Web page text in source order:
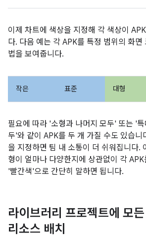
이제 차트에 색상을 지정해 각 색상이
다. 다음 예는 각 APK를 특정 범위의 화면
법을 보여줍니다.
작은 표준 대형
필요에 따라 '소형과 나머지 모두' 또는 '
두'와 같이 APK를 두 개 가질 수도 있습니
을 지정하면 팀 내 소통이 더 쉬워집니다.
형이 얼마나 다양한지에 상관없이 각
'빨간색'으로 간단히 말하면 됩니다.
라이브러리 프로젝트에 모
리소스 배치